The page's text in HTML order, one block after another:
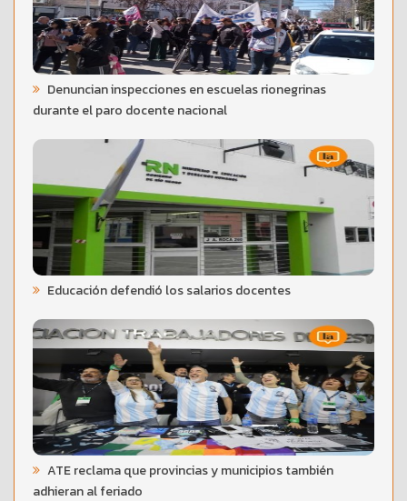
Denuncian inspecciones en escuelas rionegrinas
durante el paro docente nacional
Educación defendió los salarios docentes
ATE reclama que provincias y municipios también
adhieran al feriado